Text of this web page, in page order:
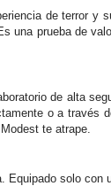
de terror y
una prueba de
de alta
o a través
te atrape.
solo